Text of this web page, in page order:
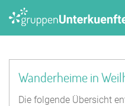
Wanderheime in
Die folgende Übersicht